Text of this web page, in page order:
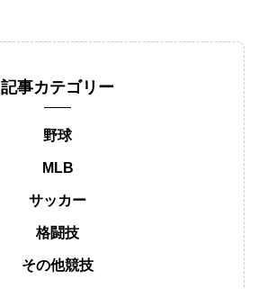
記事カテゴリー
野球
MLB
サッカー
格闘技
その他競技